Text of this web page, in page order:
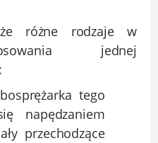
różne rodzaje w
jednej
tego
napędzaniem
przechodzące